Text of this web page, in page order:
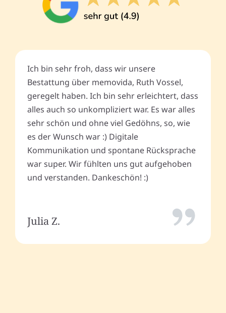
Ich bin sehr froh, dass wir unsere
Bestattung über memovida, Ruth Vossel,
geregelt haben. Ich bin sehr erleichtert, dass
alles auch so unkompliziert war. Es war alles
sehr schön und ohne viel Gedöhns, so, wie
es der Wunsch war :) Digitale
Kommunikation und spontane Rücksprache
war super. Wir fühlten uns gut aufgehoben
und verstanden. Dankeschön! :)
Julia Z.